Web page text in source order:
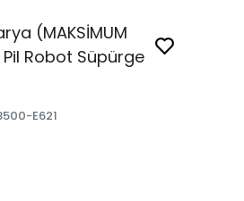
(MAKSİMUM
Pil Robot Süpürge
E621